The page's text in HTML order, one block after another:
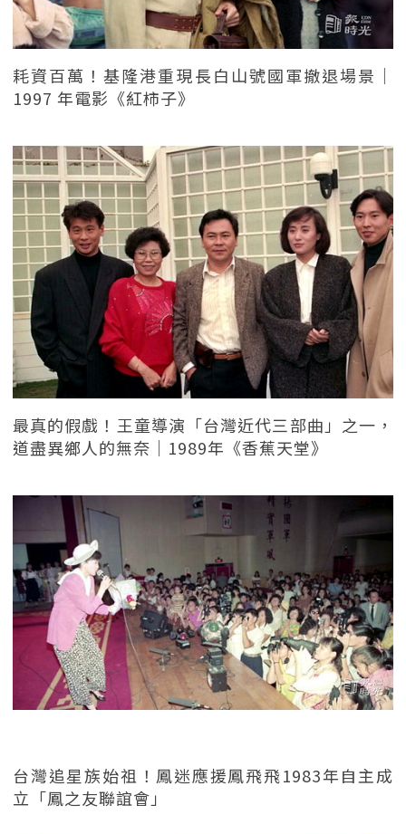
耗資百萬！基隆港重現長白山號國軍撤退場景｜
1997 年電影《紅柿子》
最真的假戲！王童導演「台灣近代三部曲」之一，
道盡異鄉人的無奈｜1989年《香蕉天堂》
台灣追星族始祖！鳳迷應援鳳飛飛1983年自主成
立「鳳之友聯誼會」